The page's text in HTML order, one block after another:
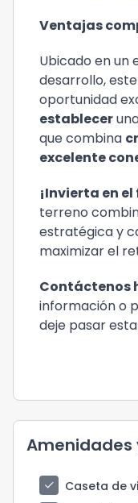
Ventajas
Ubicado en un
desarrollo,
oportunidad
establecer
que combina
excelente
¡Invierta en
terreno
estratégica y
maximizar el
Contáctenos
información o
deje pasar
check
Caseta de